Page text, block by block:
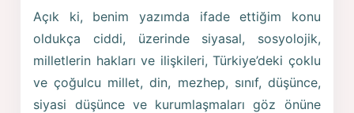
Açık ki, benim yazımda ifade ettiğim konu
oldukça ciddi, üzerinde siyasal, sosyolojik,
milletlerin hakları ve ilişkileri, Türkiye’deki çoklu
ve çoğulcu millet, din, mezhep, sınıf, düşünce,
siyasi düşünce ve kurumlaşmaları göz önüne